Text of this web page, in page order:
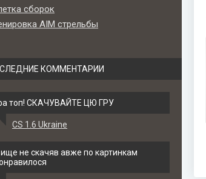
CS 1.6
Invaders» для CS 1.6
сборок
AIM стрельбы
КОММЕНТАРИИ
топ! СКАЧУВАЙТЕ ЦЮ ГРУ
CS 1.6 Ukraine
не скачяв авже по картинкам